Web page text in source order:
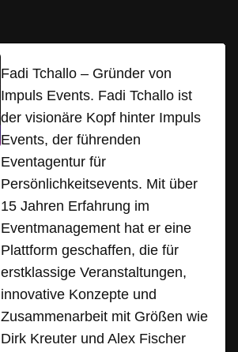
Fadi Tchallo – Gründer von
Impuls Events. Fadi Tchallo ist
der visionäre Kopf hinter Impuls
Events, der führenden
Eventagentur für
Persönlichkeitsevents. Mit über
15 Jahren Erfahrung im
Eventmanagement hat er eine
Plattform geschaffen, die für
erstklassige Veranstaltungen,
innovative Konzepte und
Zusammenarbeit mit Größen wie
Dirk Kreuter und Alex Fischer